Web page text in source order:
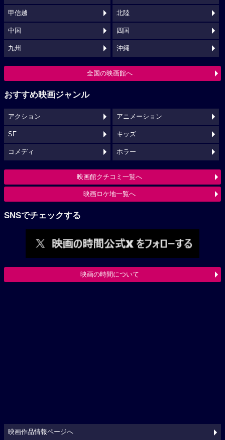
甲信越 北陸
中国 四国
九州 沖縄
全国の映画館へ
おすすめ映画ジャンル
アクション アニメーション
SF キッズ
コメディ ホラー
映画館クチコミ一覧へ
映画ロケ地一覧へ
SNSでチェックする
映画の時間について
映画作品情報ページへ